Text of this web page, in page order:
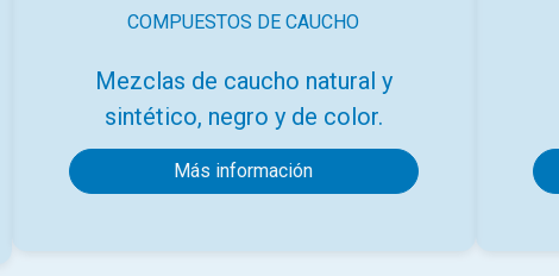
COMPUESTOS DE CAUCHO
Mezclas de caucho natural y
sintético, negro y de color.
Más información